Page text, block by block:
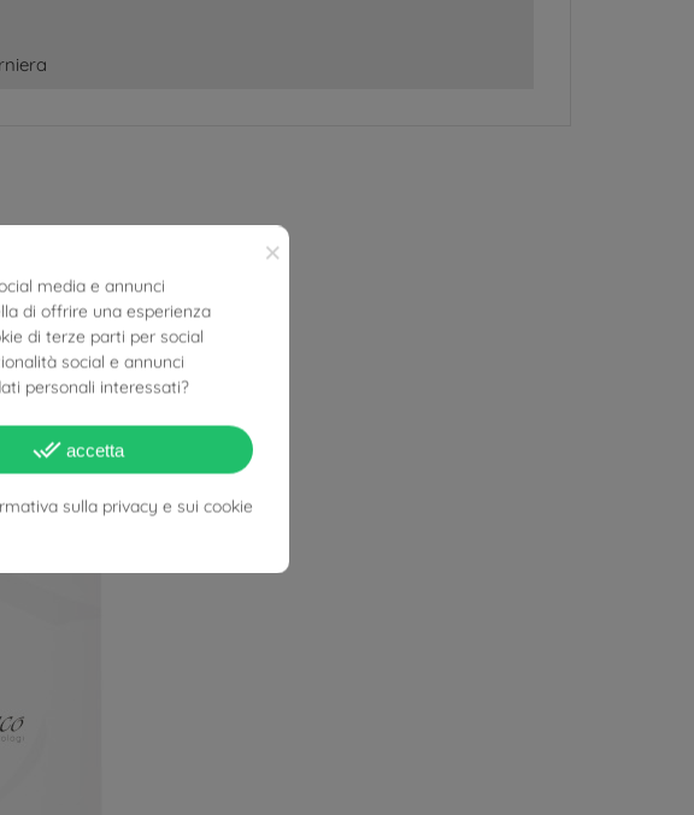
×
media e annunci
di offrire una esperienza
di terze parti per social
social e annunci
personali interessati?
done_all accetta
sulla privacy e sui cookie